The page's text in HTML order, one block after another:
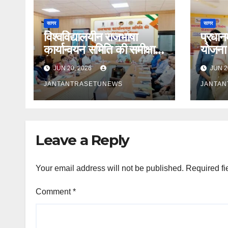
सागर
विश्वविद्यालयीन राजभाषा
कार्यान्वयन समिति की समीक्षा
बैठक सम्पन्न
JUN 20, 2026
JANTANTRASETUNEWS
सागर
कुकिंग
JUN
Leave a Reply
Your email address will not be published. Required
Comment*